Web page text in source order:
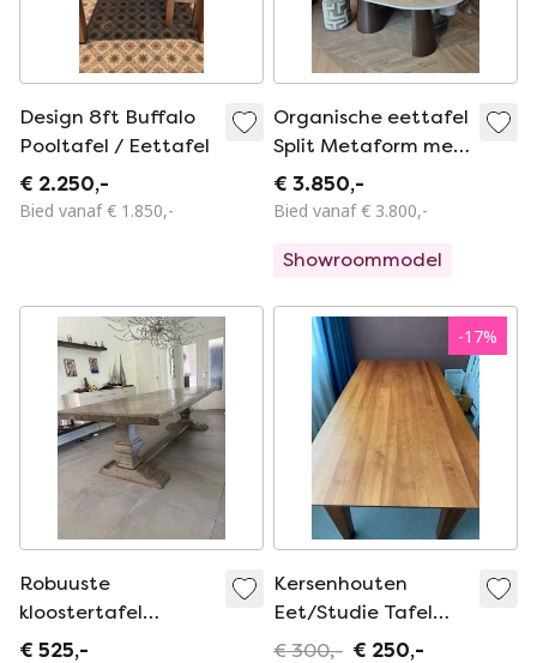
Design 8ft Buffalo
Pooltafel / Eettafel
€ 2.250,-
Bied vanaf € 1.850,-
Organische eettafel
Split Metaform met
keramiek blad
€ 3.850,-
Bied vanaf € 3.800,-
Showroommodel
Robuuste
kloostertafel
270x110
€ 525,-
-17%
Kersenhouten
Eet/Studie Tafel
100 x 200 cm
€ 300,- € 250,-